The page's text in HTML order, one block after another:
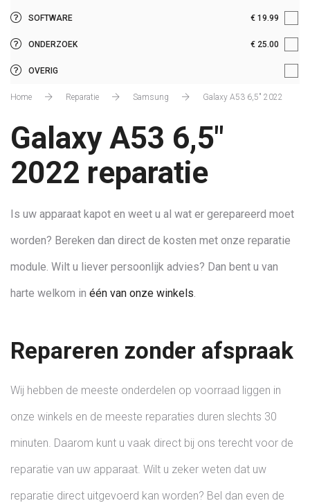
Reparatieduur: 30
Garantie: maanden
Reparatieduur:
Origineel onderdeel
Garantie: maanden
Reparatieduur:
SOFTWARE € 19.99
Origineel onderdeel
Garantie: maanden
Reparatieduur:
ONDERZOEK € 25.00
Origineel onderdeel
Garantie: maanden
Reparatieduur:
OVERIG
Home Reparatie Samsung Galaxy A53 6,5" 2022
Galaxy A53 6,5"
2022 reparatie
Is uw apparaat kapot en weet u al wat er gerepareerd moet
worden? Bereken dan direct de kosten met onze reparatie
module. Wilt u liever persoonlijk advies? Dan bent u van
harte welkom in één van onze winkels.
Repareren zonder afspraak
Wij hebben de meeste onderdelen op voorraad liggen in
onze winkels en de meeste reparaties duren slechts 30
minuten. Daarom kunt u vaak direct bij ons terecht voor de
reparatie van uw apparaat. Wilt u zeker weten dat uw
reparatie direct uitgevoerd kan worden? Bel dan even de